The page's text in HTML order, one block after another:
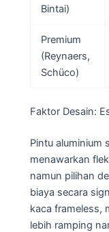
Bintai)
Premium
(Reynaers,
Schüco)
Faktor Desain:
Pintu aluminium
menawarkan
namun pilihan
biaya secara
kaca frameless,
lebih ramping